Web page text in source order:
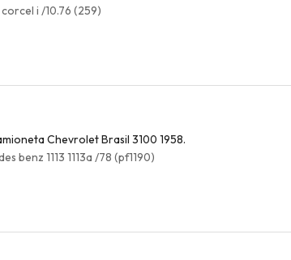
i /10.76 (259)
Chevrolet Brasil 3100 1958.
benz 1113 1113a /78 (pf1190)